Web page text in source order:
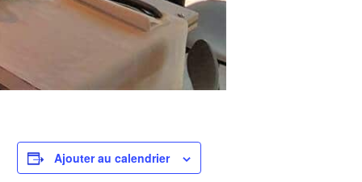
Ajouter au calendrier